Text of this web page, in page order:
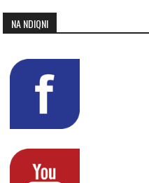
NA NDIQNI